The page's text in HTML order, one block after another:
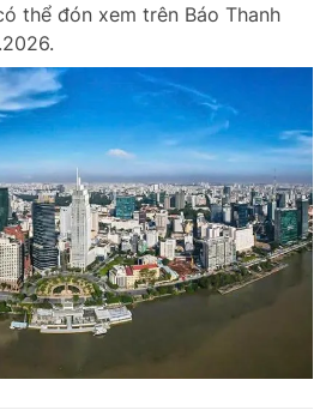
thể đón xem trên Báo Thanh